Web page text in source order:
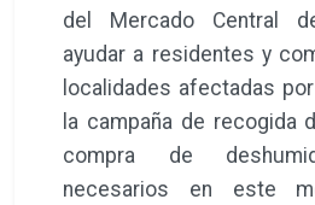
del Mercado Central
ayudar a residentes y
localidades afectadas
la campaña de recogida
compra de
necesarios en este